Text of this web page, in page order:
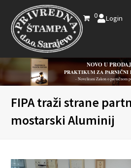
0 Login
NOVO U
PRAKTIKUM ZA PARNIČNI
- Novelirani Zakon o parničnom
FIPA traži strane
mostarski Aluminij